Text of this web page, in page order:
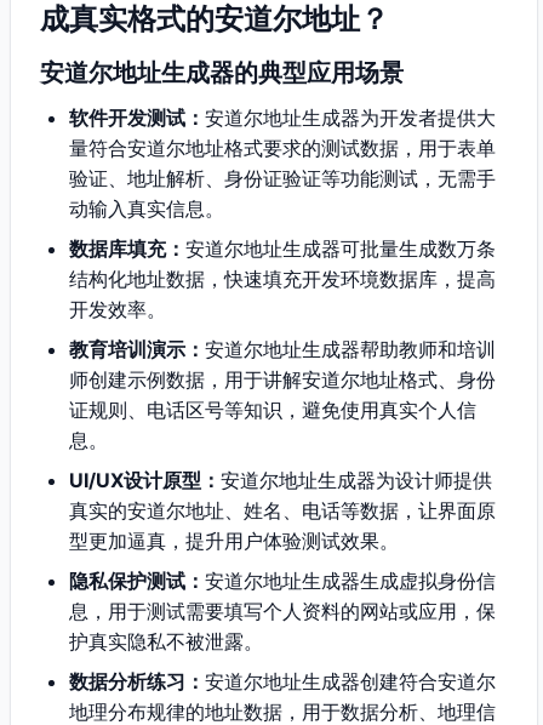
成真实格式的安道尔地址？
安道尔地址生成器的典型应用场景
软件开发测试： 安道尔地址生成器为开发者提供大
量符合安道尔地址格式要求的测试数据，用于表单
验证、地址解析、身份证验证等功能测试，无需手
动输入真实信息。
数据库填充： 安道尔地址生成器可批量生成数万条
结构化地址数据，快速填充开发环境数据库，提高
开发效率。
教育培训演示： 安道尔地址生成器帮助教师和培训
师创建示例数据，用于讲解安道尔地址格式、身份
证规则、电话区号等知识，避免使用真实个人信
息。
UI/UX设计原型： 安道尔地址生成器为设计师提供
真实的安道尔地址、姓名、电话等数据，让界面原
型更加逼真，提升用户体验测试效果。
隐私保护测试： 安道尔地址生成器生成虚拟身份信
息，用于测试需要填写个人资料的网站或应用，保
护真实隐私不被泄露。
数据分析练习： 安道尔地址生成器创建符合安道尔
地理分布规律的地址数据，用于数据分析、地理信